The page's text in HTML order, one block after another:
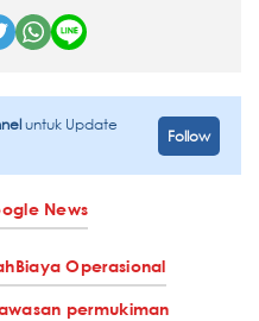
untuk Update
Follow
News
Biaya Operasional
permukiman